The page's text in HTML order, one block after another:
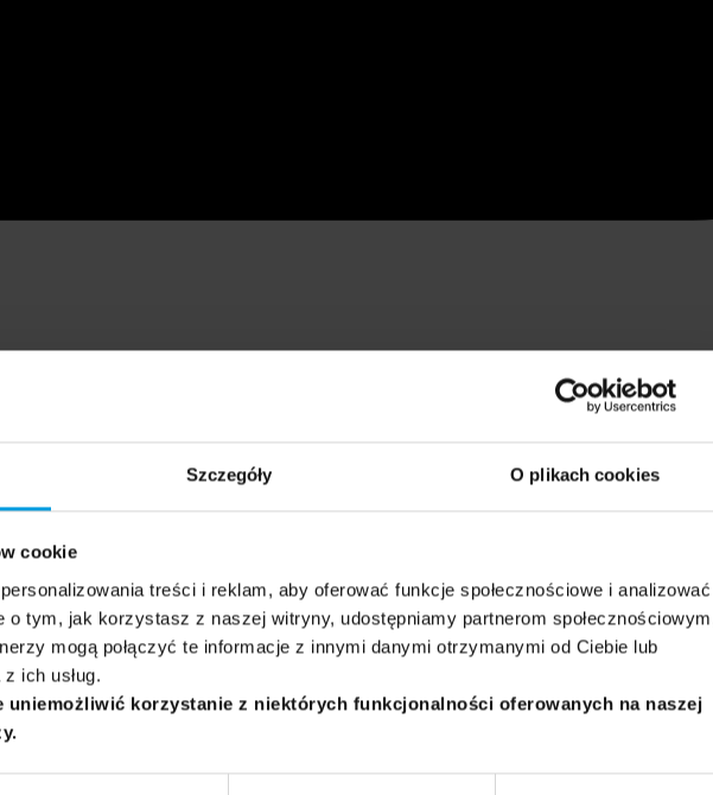
Szczegóły O plikach cookies
cookie
treści i reklam, aby oferować funkcje społecznościowe i analizować
o tym, jak korzystasz z naszej witryny, udostępniamy partnerom
mogą połączyć te informacje z innymi danymi otrzymanymi od Ciebie lub
ich usług.
uniemożliwić korzystanie z niektórych funkcjonalności oferowanych na naszej